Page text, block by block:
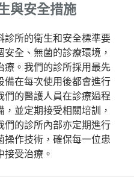
與安全措施
診所的衛生和安全標準要
全、無菌的診療環境，
療。我們的診所採用最先
備在每次使用後都會進行
們的醫護人員在診療過程
並定期接受相關培訓，
們的診所內部亦定期進行
操作技術，確保每一位患
受治療。